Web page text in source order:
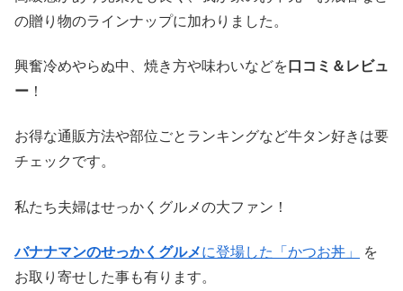
の贈り物のラインナップに加わりました。
興奮冷めやらぬ中、焼き方や味わいなどを 口コミ＆レビュ
ー ！
お得な通販方法や部位ごとランキングなど牛タン好きは要
チェックです。
私たち夫婦はせっかくグルメの大ファン！
バナナマンのせっかくグルメに登場した「かつお丼」
を
お取り寄せした事も有ります。